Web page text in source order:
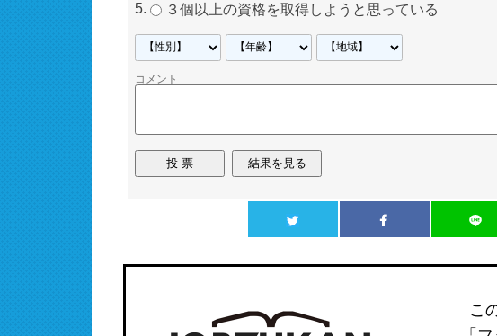
３個以上の資格を取得しようと思っている
コメント
こ